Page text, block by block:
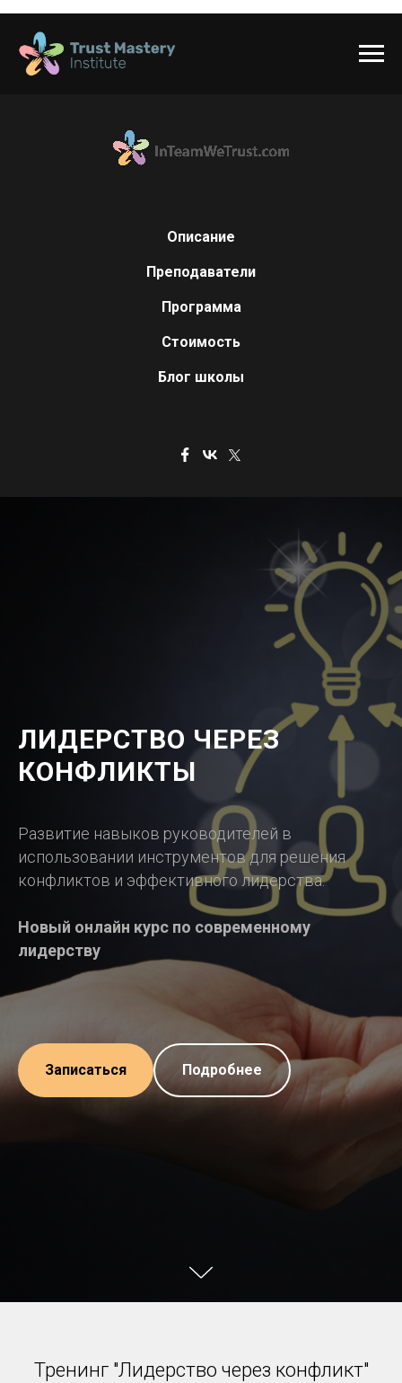
Описание
Преподаватели
Программа
Стоимость
Блог школы
ЛИДЕРСТВО ЧЕРЕЗ
КОНФЛИКТЫ
Развитие навыков руководителей в
использовании инструментов для решения
конфликтов и эффективного лидерства.
Новый онлайн курс по современному
лидерству
Записаться Подробнее
Тренинг "Лидерство через конфликт"